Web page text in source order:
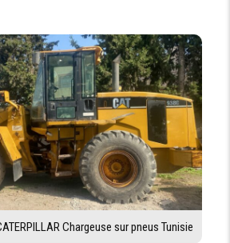
Chargeuse sur pneus Tunisie